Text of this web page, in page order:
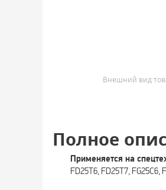
Внешний вид
Полное
Применяется на
FD25T6, FD25T7, FG25C6,